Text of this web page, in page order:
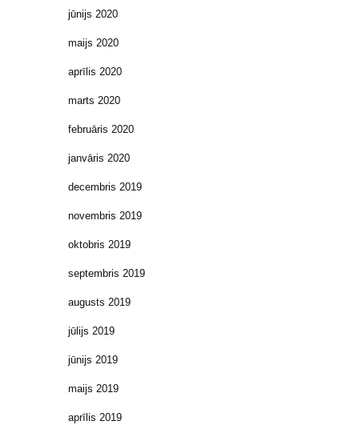
jūnijs 2020
maijs 2020
aprīlis 2020
marts 2020
februāris 2020
janvāris 2020
decembris 2019
novembris 2019
oktobris 2019
septembris 2019
augusts 2019
jūlijs 2019
jūnijs 2019
maijs 2019
aprīlis 2019